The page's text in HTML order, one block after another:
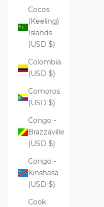
Cocos
(Keeling)
Islands
(USD $)
Colombia
(USD $)
Comoros
(USD $)
Congo -
Brazzaville
(USD $)
Congo -
Kinshasa
(USD $)
Cook